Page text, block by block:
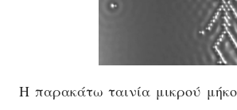
Η παρακάτω ταινία μικρού